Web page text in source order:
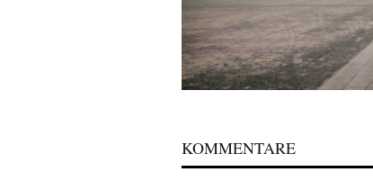
KOMMENTARE